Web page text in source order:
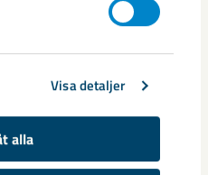
Visa detaljer
alla